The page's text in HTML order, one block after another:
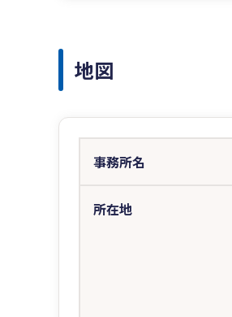
地図
事務所名
所在地